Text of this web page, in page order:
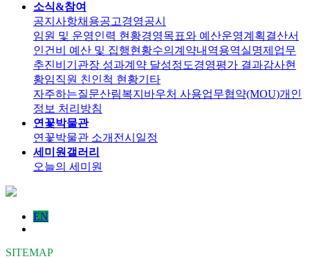
소식&참여
공지사항채용공고경영공시
임원 및 운영인력 현황경영목표와 예산운영계획결산서
인건비 예산 및 집행현황수의계약내역용역실명제 업무
추진비 기관장 성과계약 달성정도경영평가 결과감사현
황임직원 친인척 현황기타
자주하는질문산림복지바우처 사용업무협약(MOU)개인
정보 처리방침
연꽃박물관
연꽃박물관 소개 전시일정
세미원갤러리
오늘의 세미원
EN
SITEMAP